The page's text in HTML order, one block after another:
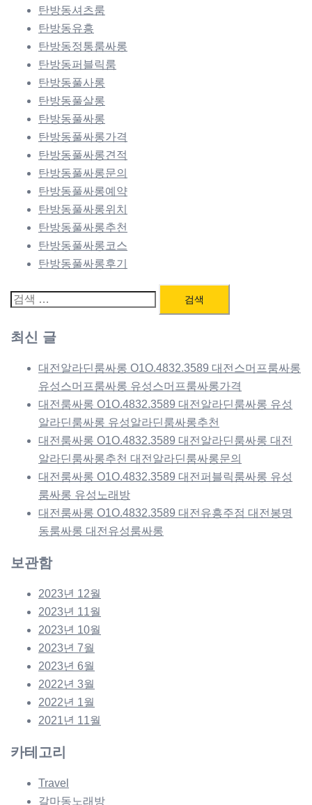
탄방동셔츠룸
탄방동유흥
탄방동정통룸싸롱
탄방동퍼블릭룸
탄방동풀사롱
탄방동풀살롱
탄방동풀싸롱
탄방동풀싸롱가격
탄방동풀싸롱견적
탄방동풀싸롱문의
탄방동풀싸롱예약
탄방동풀싸롱위치
탄방동풀싸롱추천
탄방동풀싸롱코스
탄방동풀싸롱후기
검
최신 글
대전알라딘룸싸롱 O1O.4832.3589 대전스머프룸싸롱
유성스머프룸싸롱 유성스머프룸싸롱가격
대전룸싸롱 O1O.4832.3589 대전알라딘룸싸롱 유성
알라딘룸싸롱 유성알라딘룸싸롱추천
대전룸싸롱 O1O.4832.3589 대전알라딘룸싸롱 대전
알라딘룸싸롱추천 대전알라딘룸싸롱문의
대전룸싸롱 O1O.4832.3589 대전퍼블릭룸싸롱 유성
룸싸롱 유성노래방
대전룸싸롱 O1O.4832.3589 대전유흥주점 대전봉명
동룸싸롱 대전유성룸싸롱
보관함
2023년 12월
2023년 11월
2023년 10월
2023년 7월
2023년 6월
2022년 3월
2022년 1월
2021년 11월
카테고리
Travel
갈마동노래방